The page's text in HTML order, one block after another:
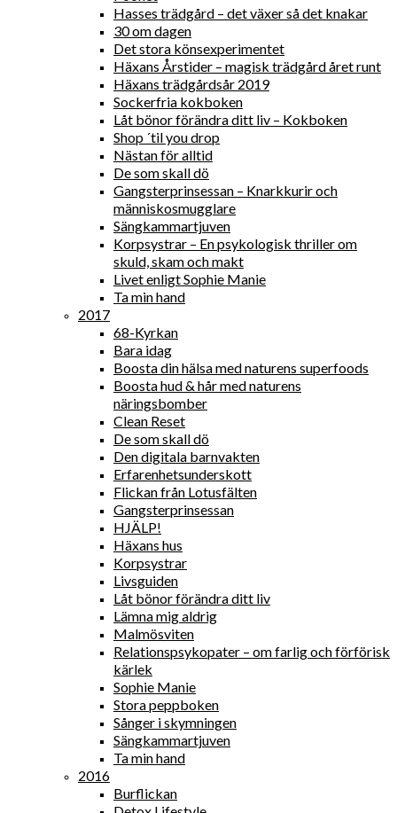
Hasses trädgård – det växer så det knakar
30 om dagen
Det stora könsexperimentet
Häxans Årstider – magisk trädgård året runt
Häxans trädgårdsår 2019
Sockerfria kokboken
Låt bönor förändra ditt liv – Kokboken
Shop ´til you drop
Nästan för alltid
De som skall dö
Gangsterprinsessan – Knarkkurir och
människosmugglare
Sängkammartjuven
Korpsystrar – En psykologisk thriller om
skuld, skam och makt
Livet enligt Sophie Manie
Ta min hand
2017
68-Kyrkan
Bara idag
Boosta din hälsa med naturens superfoods
Boosta hud & hår med naturens
näringsbomber
Clean Reset
De som skall dö
Den digitala barnvakten
Erfarenhetsunderskott
Flickan från Lotusfälten
Gangsterprinsessan
HJÄLP!
Häxans hus
Korpsystrar
Livsguiden
Låt bönor förändra ditt liv
Lämna mig aldrig
Malmösviten
Relationspsykopater – om farlig och förförisk
kärlek
Sophie Manie
Stora peppboken
Sånger i skymningen
Sängkammartjuven
Ta min hand
2016
Burflickan